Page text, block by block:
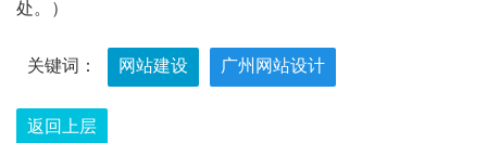
处。）
关键词： 网站建设 广州网站设计
返回上层